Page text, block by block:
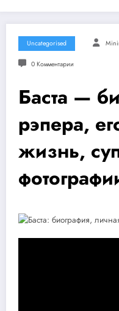
Uncategorised
0 Комментарии
Баста —
рэпера,
жизнь,